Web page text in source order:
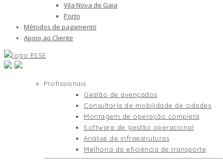
Vila Nova de Gaia
Porto
Métodos de pagamento
Apoio ao Cliente
Profissionais
Gestão de avençados
Consultoria de mobilidade de cidades
Montagem de operação completa
Software de gestão operacional
Análise de infraestruturas
Melhoria da eficiência de transporte